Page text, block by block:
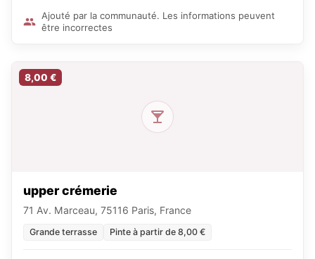
Ajouté par la communauté. Les informations peuvent
être incorrectes
8,00 €
upper crémerie
71 Av. Marceau, 75116 Paris, France
Grande terrasse Pinte à partir de 8,00 €